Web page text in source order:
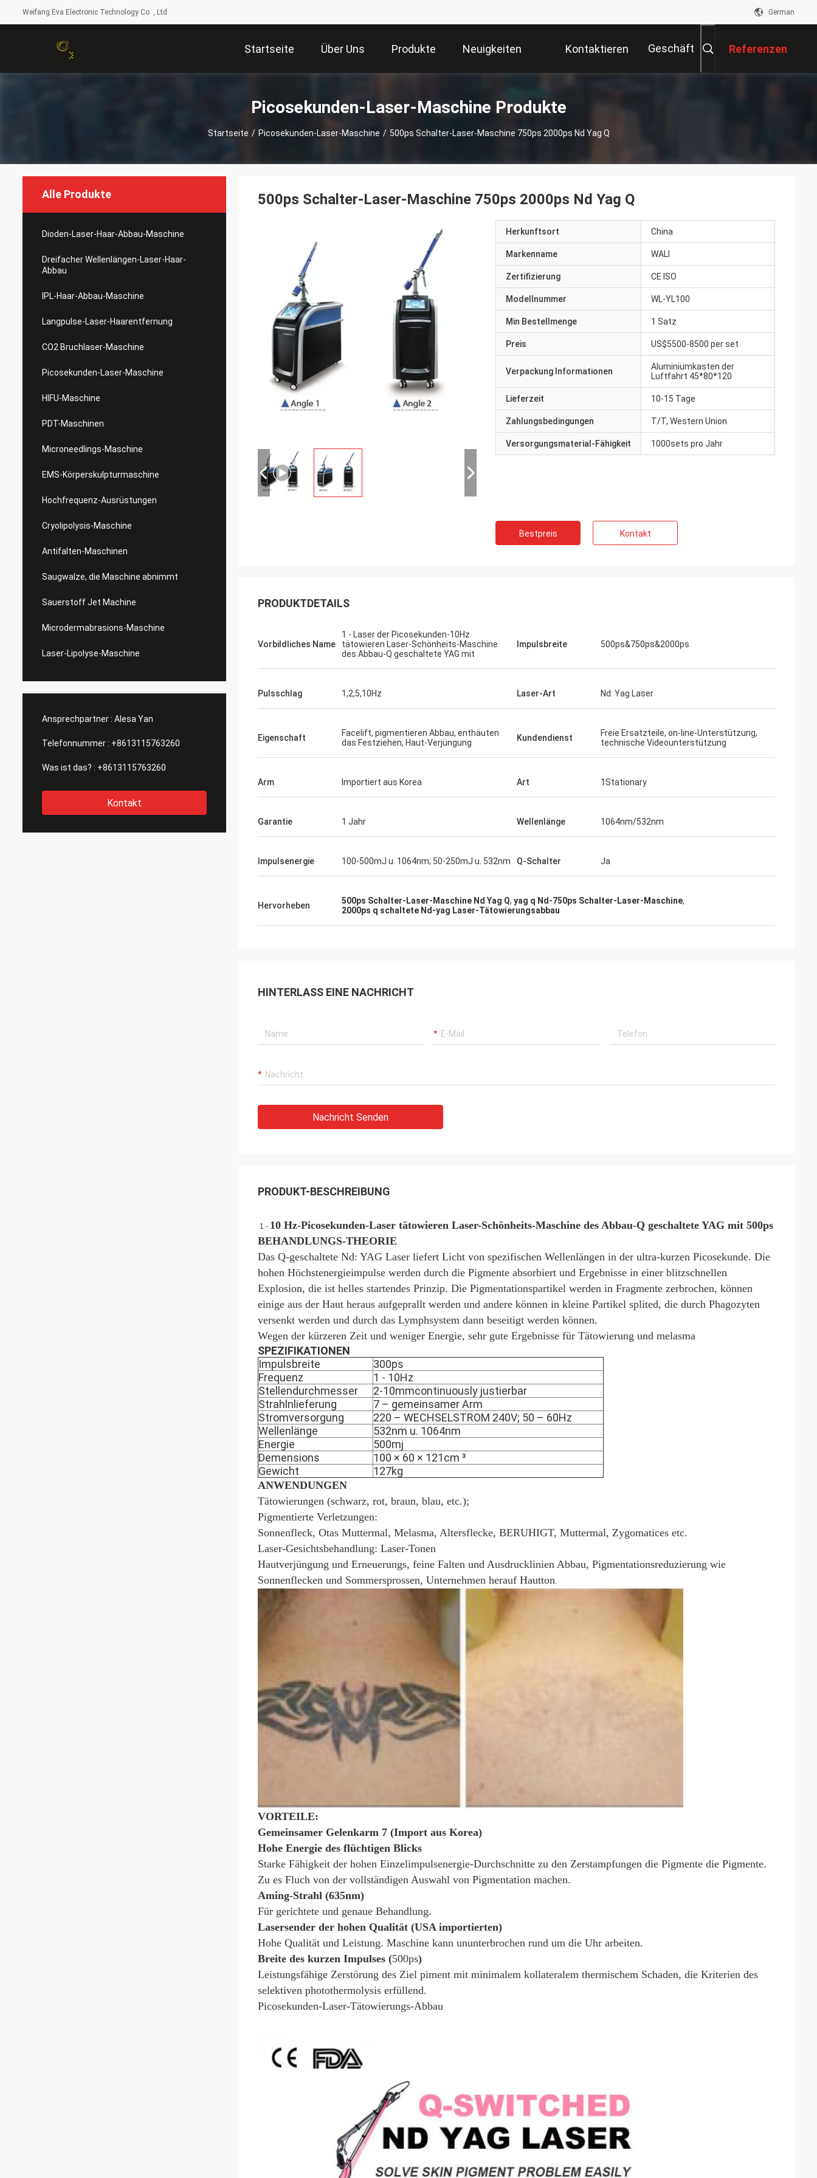
Weifang Eva Electronic Technology Co. , Ltd. German
Startseite Über Uns Produkte Neuigkeiten Kontaktieren Geschäft Referenzen
Picosekunden-Laser-Maschine Produkte
Startseite / Picosekunden-Laser-Maschine / 500ps Schalter-Laser-Maschine 750ps 2000ps Nd Yag Q
Alle Produkte
Dioden-Laser-Haar-Abbau-Maschine
Dreifacher Wellenlängen-Laser-Haar-
Abbau
IPL-Haar-Abbau-Maschine
Langpulse-Laser-Haarentfernung
CO2 Bruchlaser-Maschine
Picosekunden-Laser-Maschine
HIFU-Maschine
PDT-Maschinen
Microneedlings-Maschine
EMS-Körperskulpturmaschine
Hochfrequenz-Ausrüstungen
Cryolipolysis-Maschine
Antifalten-Maschinen
Saugwalze, die Maschine abnimmt
Sauerstoff Jet Machine
Microdermabrasions-Maschine
Laser-Lipolyse-Maschine
Ansprechpartner : Alesa Yan
Telefonnummer : +8613115763260
Was ist das? : +8613115763260
Kontakt
500ps Schalter-Laser-Maschine 750ps 2000ps Nd Yag Q
Herkunftsort China
Markenname WALI
Zertifizierung CE ISO
Modellnummer WL-YL100
Min Bestellmenge 1 Satz
Preis US$5500-8500 per set
Verpackung Informationen
Aluminiumkasten der
Luftfahrt 45*80*120
Lieferzeit 10-15 Tage
Zahlungsbedingungen T/T, Western Union
Versorgungsmaterial-Fähigkeit 1000sets pro Jahr
Bestpreis Kontakt
PRODUKTDETAILS
Vorbildliches Name
1 - Laser der Picosekunden-10Hz
tätowieren Laser-Schönheits-Maschine
des Abbau-Q geschaltete YAG mit
Impulsbreite 500ps&750ps&2000ps
Pulsschlag 1,2,5,10Hz Laser-Art Nd: Yag Laser
Eigenschaft
Facelift, pigmentieren Abbau, enthäuten
das Festziehen, Haut-Verjüngung
Kundendienst
Freie Ersatzteile, on-line-Unterstützung,
technische Videounterstützung
Arm Importiert aus Korea Art 1Stationary
Garantie 1 Jahr Wellenlänge 1064nm/532nm
Impulsenergie 100-500mJ u. 1064nm; 50-250mJ u. 532nm Q-Schalter Ja
Hervorheben 500ps Schalter-Laser-Maschine Nd Yag Q, yag q Nd-750ps Schalter-Laser-Maschine,
2000ps q schaltete Nd-yag Laser-Tätowierungsabbau
HINTERLASS EINE NACHRICHT
Nachricht Senden
PRODUKT-BESCHREIBUNG
1 - 10 Hz-Picosekunden-Laser tätowieren Laser-Schönheits-Maschine des Abbau-Q geschaltete YAG mit 500ps
BEHANDLUNGS-THEORIE
Das Q-geschaltete Nd: YAG Laser liefert Licht von spezifischen Wellenlängen in der ultra-kurzen Picosekunde. Die
hohen Höchstenergieimpulse werden durch die Pigmente absorbiert und Ergebnisse in einer blitzschnellen
Explosion, die ist helles startendes Prinzip. Die Pigmentationspartikel werden in Fragmente zerbrochen, können
einige aus der Haut heraus aufgeprallt werden und andere können in kleine Partikel splited, die durch Phagozyten
versenkt werden und durch das Lymphsystem dann beseitigt werden können.
Wegen der kürzeren Zeit und weniger Energie, sehr gute Ergebnisse für Tätowierung und melasma
SPEZIFIKATIONEN
Impulsbreite
300ps
Frequenz
1 - 10Hz
Stellendurchmesser
2-10mmcontinuously justierbar
Strahlnlieferung
7 – gemeinsamer Arm
Stromversorgung
220 – WECHSELSTROM 240V; 50 – 60Hz
Wellenlänge
532nm u. 1064nm
Energie
500mj
Demensions
100 × 60 × 121cm ³
Gewicht
127kg
ANWENDUNGEN
Tätowierungen (schwarz, rot, braun, blau, etc.);
Pigmentierte Verletzungen:
Sonnenfleck, Otas Muttermal, Melasma, Altersflecke, BERUHIGT, Muttermal, Zygomatices etc.
Laser-Gesichtsbehandlung: Laser-Tonen
Hautverjüngung und Erneuerungs, feine Falten und Ausdrucklinien Abbau, Pigmentationsreduzierung wie
Sonnenflecken und Sommersprossen, Unternehmen herauf Hautton.
VORTEILE:
Gemeinsamer Gelenkarm 7 (Import aus Korea)
Hohe Energie des flüchtigen Blicks
Starke Fähigkeit der hohen Einzelimpulsenergie-Durchschnitte zu den Zerstampfungen die Pigmente die Pigmente.
Zu es Fluch von der vollständigen Auswahl von Pigmentation machen.
Aming-Strahl (635nm)
Für gerichtete und genaue Behandlung.
Lasersender der hohen Qualität (USA importierten)
Hohe Qualität und Leistung. Maschine kann ununterbrochen rund um die Uhr arbeiten.
Breite des kurzen Impulses (500ps)
Leistungsfähige Zerstörung des Ziel piment mit minimalem kollateralem thermischem Schaden, die Kriterien des
selektiven photothermolysis erfüllend.
Picosekunden-Laser-Tätowierungs-Abbau